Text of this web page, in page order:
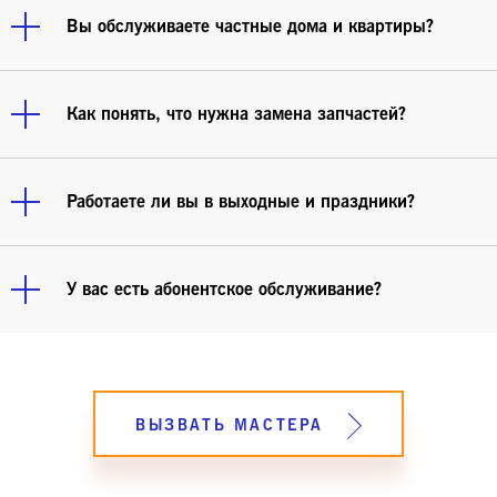
банковской картой или по безналичному расчёту.
Вы обслуживаете частные дома и квартиры?
с организациями, ТСЖ и управляющими
Как понять, что нужна замена запчастей?
неисправна и не подлежит восстановлению, он
Работаете ли вы в выходные и праздники?
включая праздничные дни.
У вас есть абонентское обслуживание?
обслуживание котлов — помогает избежать
серьёзных поломок. Рассчитать стоимость услуги
можете почитать на соответствующейстранице
ВЫЗВАТЬ МАСТЕРА